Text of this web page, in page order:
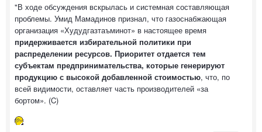
"В ходе обсуждения вскрылась и системная составляющая
проблемы. Умид Мамадинов признал, что газоснабжающая
организация «Худудгазтаъминот» в настоящее время
придерживается избирательной политики при
распределении ресурсов. Приоритет отдается тем
субъектам предпринимательства, которые генерируют
продукцию с высокой добавленной стоимостью, что, по
всей видимости, оставляет часть производителей «за
бортом». (C)